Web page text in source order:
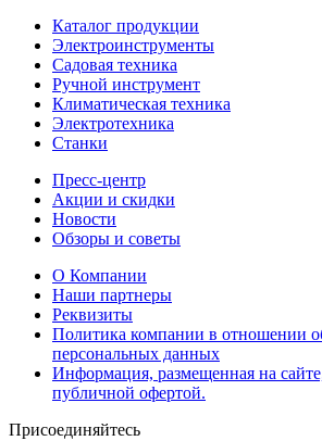
Каталог продукции
Электроинструменты
Садовая техника
Ручной инструмент
Климатическая техника
Электротехника
Станки
Пресс-центр
Акции и скидки
Новости
Обзоры и советы
О Компании
Наши партнеры
Реквизиты
Политика компании в отношении
персональных данных
Информация, размещенная на
публичной офертой.
Присоединяйтесь